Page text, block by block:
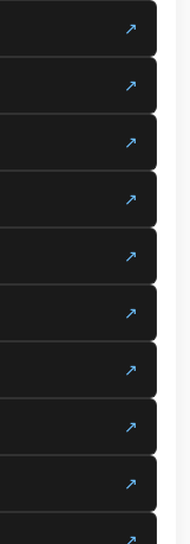
↗
↗
↗
↗
↗
↗
↗
↗
↗
↗